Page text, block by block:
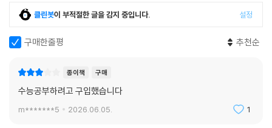
클린봇이 부적절한 글을 감지 중입니다. 설정
구매한줄평 추천순
종이책 구매
수능공부하려고 구입했습니다
m*******5 2026.06.05. 1